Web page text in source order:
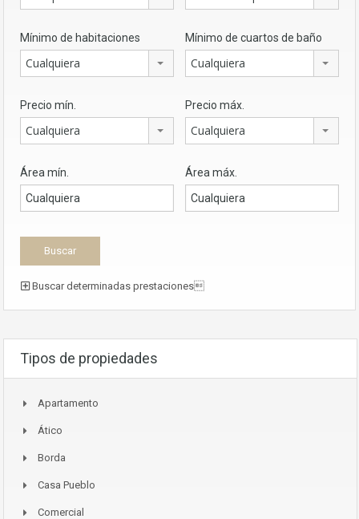
Mínimo de habitaciones
Cualquiera
Mínimo de cuartos de baño
Cualquiera
Precio mín.
Cualquiera
Precio máx.
Cualquiera
Área mín. Área máx.
Buscar determinadas prestaciones
Tipos de propiedades
Apartamento
Ático
Borda
Casa Pueblo
Comercial